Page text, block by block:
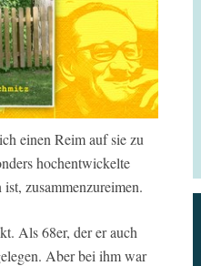
einen Reim auf sie zu
hochentwickelte
zusammenzureimen.
Als 68er, der er auch
Aber bei ihm war